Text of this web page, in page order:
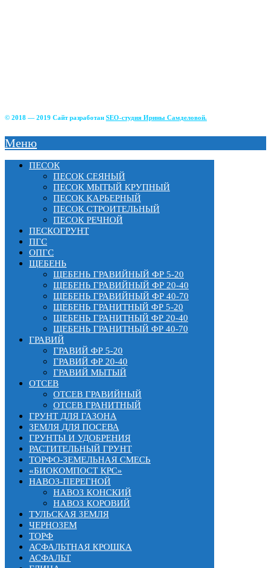
© 2018 — 2019 Сайт разработан SEO-студия Ирины Самделовой.
Меню
ПЕСОК
ПЕСОК СЕЯНЫЙ
ПЕСОК МЫТЫЙ КРУПНЫЙ
ПЕСОК КАРЬЕРНЫЙ
ПЕСОК СТРОИТЕЛЬНЫЙ
ПЕСОК РЕЧНОЙ
ПЕСКОГРУНТ
ПГС
ОПГС
ЩЕБЕНЬ
ЩЕБЕНЬ ГРАВИЙНЫЙ ФР 5-20
ЩЕБЕНЬ ГРАВИЙНЫЙ ФР 20-40
ЩЕБЕНЬ ГРАВИЙНЫЙ ФР 40-70
ЩЕБЕНЬ ГРАНИТНЫЙ ФР 5-20
ЩЕБЕНЬ ГРАНИТНЫЙ ФР 20-40
ЩЕБЕНЬ ГРАНИТНЫЙ ФР 40-70
ГРАВИЙ
ГРАВИЙ ФР 5-20
ГРАВИЙ ФР 20-40
ГРАВИЙ МЫТЫЙ
ОТСЕВ
ОТСЕВ ГРАВИЙНЫЙ
ОТСЕВ ГРАНИТНЫЙ
ГРУНТ ДЛЯ ГАЗОНА
ЗЕМЛЯ ДЛЯ ПОСЕВА
ГРУНТЫ И УДОБРЕНИЯ
РАСТИТЕЛЬНЫЙ ГРУНТ
ТОРФО-ЗЕМЕЛЬНАЯ СМЕСЬ
«БИОКОМПОСТ КРС»
НАВОЗ-ПЕРЕГНОЙ
НАВОЗ КОНСКИЙ
НАВОЗ КОРОВИЙ
ТУЛЬСКАЯ ЗЕМЛЯ
ЧЕРНОЗЕМ
ТОРФ
АСФАЛЬТНАЯ КРОШКА
АСФАЛЬТ